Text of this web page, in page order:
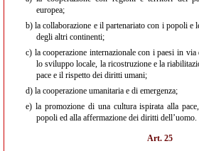
europea;
b) la collaborazione e il partenariato con i popoli e
degli altri continenti;
c) la cooperazione internazionale con i paesi in
lo sviluppo locale, la ricostruzione e la
pace e il rispetto dei diritti umani;
d) la cooperazione umanitaria e di emergenza;
e) la promozione di una cultura ispirata alla
popoli ed alla affermazione dei diritti dell’uomo.
Art. 25